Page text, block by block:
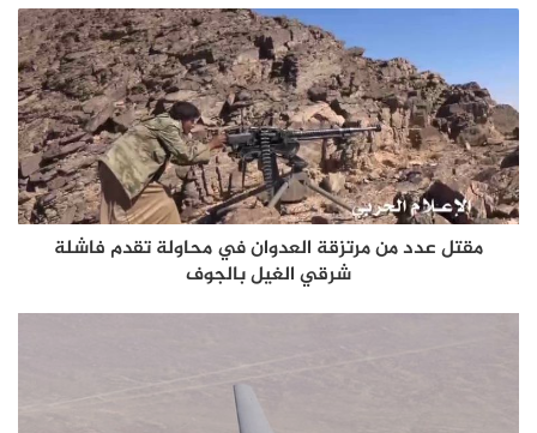
مقتل عدد من مرتزقة العدوان في محاولة تقدم فاشلة
شرقي الغيل بالجوف